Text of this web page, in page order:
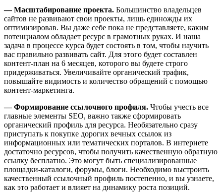
— Масштабирование проекта. Большинство владельцев
сайтов не развивают свои проекты, лишь единожды их
оптимизировав. Вы даже себе пока не представляете, каким
потенциалом обладает ресурс в грамотных руках. И наша
задача в процессе курса будет состоять в том, чтобы научить
вас правильно развивать сайт. Для этого будет составлен
контент-план на 6 месяцев, которого вы будете строго
придерживаться. Увеличивайте органический трафик,
повышайте видимость и количество обращений с помощью
контент-маркетинга.
— Формирование ссылочного профиля. Чтобы учесть все
главные элементы SEO, важно также сформировать
органический профиль для ресурса. Необязательно сразу
приступать к покупке дорогих вечных ссылок из
информационных или тематических порталов. В интернете
достаточно ресурсов, чтобы получить качественную обратную
ссылку бесплатно. Это могут быть специализированные
площадки-каталоги, форумы, блоги. Необходимо выстроить
качественный ссылочный профиль постепенно, и вы узнаете,
как это работает и влияет на динамику роста позиций.